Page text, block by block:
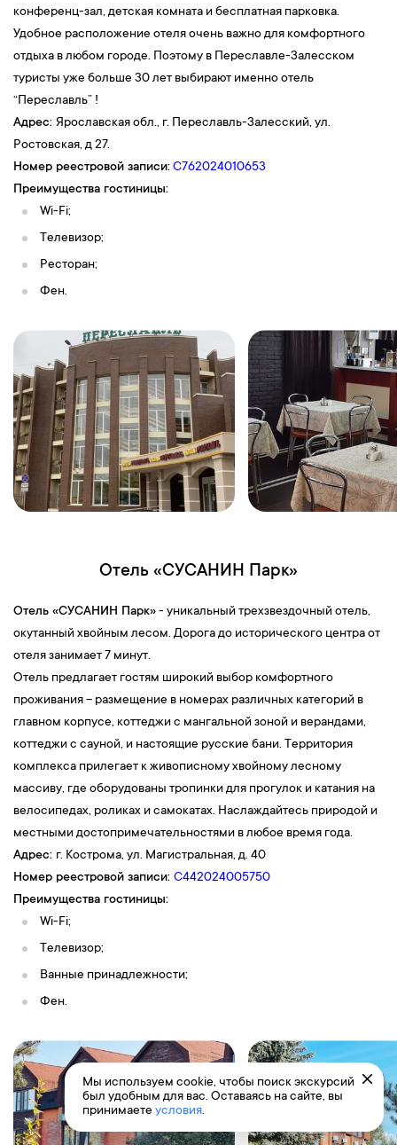
конференц-зал, детская комната и бесплатная парковка.
Удобное расположение отеля очень важно для комфортного
отдыха в любом городе. Поэтому в Переславле-Залесском
туристы уже больше 30 лет выбирают именно отель
“Переславль” !
Адрес: Ярославская обл., г. Переславль-Залесский, ул.
Ростовская, д 27.
Номер реестровой записи:С762024010653
Преимущества гостиницы:
Wi-Fi;
Телевизор;
Ресторан;
Фен.
Отель «СУСАНИН Парк»
Отель «СУСАНИН Парк»- уникальный трехзвездочный отель,
окутанный хвойным лесом. Дорога до исторического центра от
отеля занимает 7 минут.
Отель предлагает гостям широкий выбор комфортного
проживания – размещение в номерах различных категорий в
главном корпусе, коттеджи с мангальной зоной и верандами,
коттеджи с сауной, и настоящие русские бани. Территория
комплекса прилегает к живописному хвойному лесному
массиву, где оборудованы тропинки для прогулок и катания на
велосипедах, роликах и самокатах. Наслаждайтесь природой и
местными достопримечательностями в любое время года.
Адрес: г. Кострома, ул. Магистральная, д. 40
Номер реестровой записи: С442024005750
Преимущества гостиницы:
Wi-Fi;
Телевизор;
Ванные принадлежности;
Фен.
Мы используем cookie, чтобы поиск экскурсий
был удобным для вас. Оставаясь на сайте, вы
принимаете условия.